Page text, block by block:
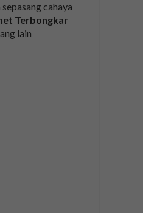
cahaya
Terbongkar
lain